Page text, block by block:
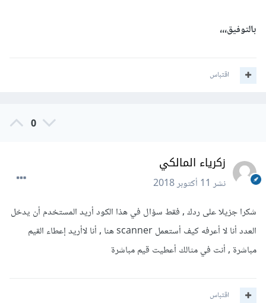
بالتوفيق،،،
اقتباس
0
زكرياء المالكي
نشر11 أكتوبر 2018
شكرا جزيلا على ردك , فقط سؤال في هذا الكود أريد المستخدم أن يدخل
العدد أنا لا أعرفه كيف أستعمل scanner هنا , أنا لاأريد إعطاء القيم
مباشرة , أنت في مثالك أعطيت قيم مباشرة
اقتباس